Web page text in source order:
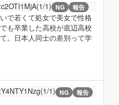
1) NG 報告
で若くて処女で美女で性格
も卒業した高校が底辺高校
。日本人同士の差別って学
1) NG 報告